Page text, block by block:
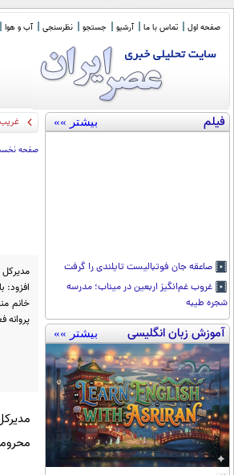
صفحه اول تماس با ما آرشیو جستجو نظرسنجی آب و هوا
فیلم بیشتر »»
صاعقه جان فوتبالیست تایلندی را گرفت
غروب غم‌انگیز اربعین در میناب؛ مدرسه
شجره طیبه
آموزش زبان انگلیسی بیشتر »»
صفحه
افزود:
خانم
پروانه